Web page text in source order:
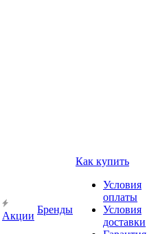
Акции
Бренды
Как купить
Условия
оплаты
Условия
доставки